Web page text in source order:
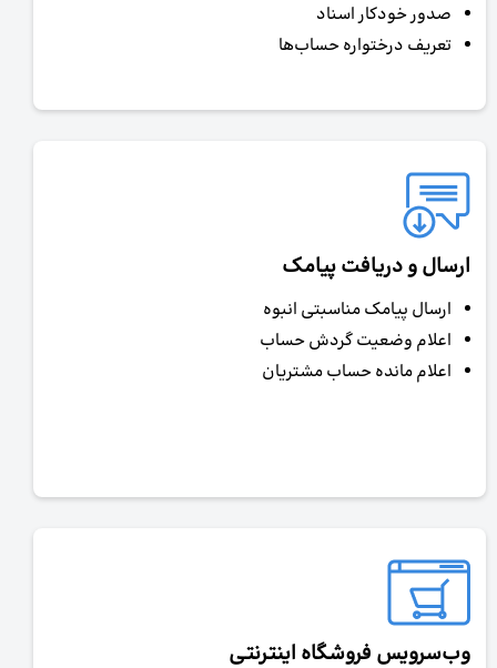
صدور خودکار اسناد
تعریف درختواره حساب‌ها
ارسال و دریافت پیامک
ارسال پیامک مناسبتی انبوه
اعلام وضعیت گردش حساب
اعلام مانده حساب مشتریان
وب‌سرویس فروشگاه اینترنتی